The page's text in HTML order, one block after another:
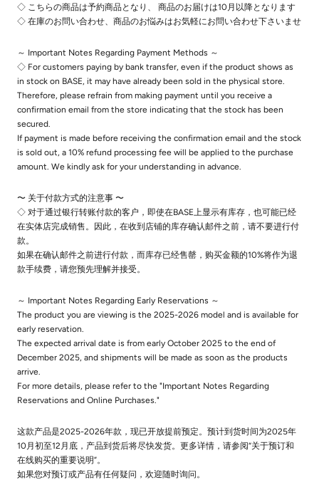
◇ こちらの商品は予約商品となり、 商品のお届けは10月以降となります
◇ 在庫のお問い合わせ、商品のお悩みはお気軽にお問い合わせ下さいませ
～ Important Notes Regarding Payment Methods ～
◇ For customers paying by bank transfer, even if the product shows as
in stock on BASE, it may have already been sold in the physical store.
Therefore, please refrain from making payment until you receive a
confirmation email from the store indicating that the stock has been
secured.
If payment is made before receiving the confirmation email and the stock
is sold out, a 10% refund processing fee will be applied to the purchase
amount. We kindly ask for your understanding in advance.
〜 关于付款方式的注意事 〜
◇ 对于通过银行转账付款的客户，即使在BASE上显示有库存，也可能已经
在实体店完成销售。因此，在收到店铺的库存确认邮件之前，请不要进行付
款。
如果在确认邮件之前进行付款，而库存已经售罄，购买金额的10%将作为退
款手续费，请您预先理解并接受。
～ Important Notes Regarding Early Reservations ～
The product you are viewing is the 2025-2026 model and is available for
early reservation.
The expected arrival date is from early October 2025 to the end of
December 2025, and shipments will be made as soon as the products
arrive.
For more details, please refer to the "Important Notes Regarding
Reservations and Online Purchases."
这款产品是2025-2026年款，现已开放提前预定。预计到货时间为2025年
10月初至12月底，产品到货后将尽快发货。更多详情，请参阅“关于预订和
在线购买的重要说明”。
如果您对预订或产品有任何疑问，欢迎随时询问。